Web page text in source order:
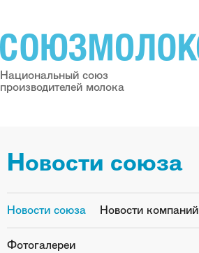
Национальный союз
производителей молока
Новости союза
Новости союза Новости компаний
Фотогалереи